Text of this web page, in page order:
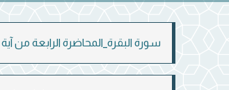
سورة البقرة_المحاضرة الرابعة من آية "22 :